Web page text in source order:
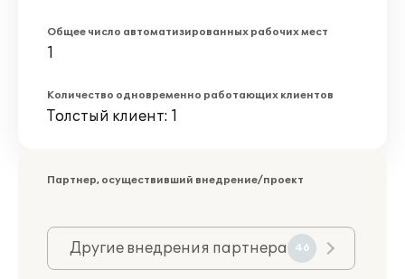
Общее число автоматизированных рабочих мест
1
Количество одновременно работающих клиентов
Толстый клиент: 1
Партнер, осуществивший внедрение/проект
Другие внедрения партнера 46